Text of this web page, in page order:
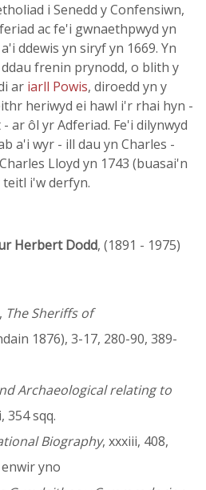
i Senedd y Confensiwn,
ac fe'i gwnaethpwyd yn
ddewis yn siryf yn 1669. Yn
frenin prynodd, o blith y
ar iarll Powis, diroedd yn y
heriwyd ei hawl i'r rhai hyn -
ar ôl yr Adferiad. Fe'i dilynwyd
a'i wyr - ill dau yn Charles -
Lloyd yn 1743 (buasai'n
teitl i'w derfyn.
Herbert Dodd, (1891 - 1975)
The Sheriffs of
1876), 3-17, 280-90, 389-
Archaeological relating to
354 sqq.
Biography, xxxiii, 408,
yno